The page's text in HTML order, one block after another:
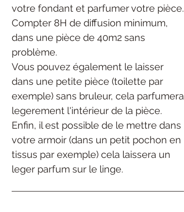
votre fondant et parfumer votre pièce.
Compter 8H de diffusion minimum,
dans une pièce de 40m2 sans
problème.
Vous pouvez également le laisser
dans une petite pièce (toilette par
exemple) sans bruleur, cela parfumera
legerement l'intérieur de la pièce.
Enfin, il est possible de le mettre dans
votre armoir (dans un petit pochon en
tissus par exemple) cela laissera un
leger parfum sur le linge.